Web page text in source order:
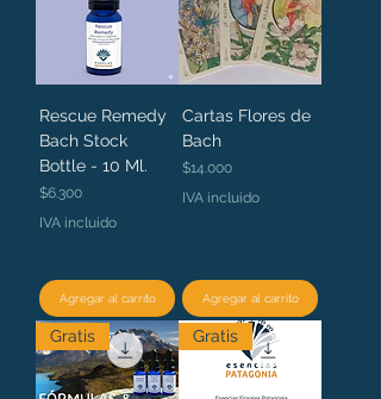
Rescue Remedy
Bach Stock
Bottle - 10 Ml.
Precio
$6.300
IVA incluido
Agregar al carrito
Cartas Flores de
Bach
Precio
$14.000
IVA incluido
Agregar al carrito
Gratis Gratis